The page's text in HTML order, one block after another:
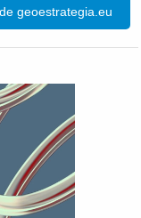
geoestrategia.eu